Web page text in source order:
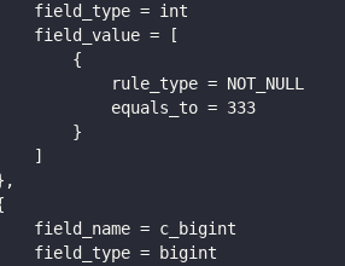
field_type = int
field_value = [
{
rule_type = NOT_NULL
equals_to = 333
}
]
field_name = c_bigint
field_type = bigint